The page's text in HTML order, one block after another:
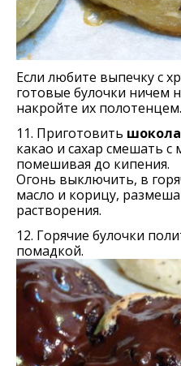
Если любите выпечку с
готовые булочки ничем
накройте их полотенцем.
11. Приготовить
какао и сахар смешать с
помешивая до кипения.
Огонь выключить, в
масло и корицу,
растворения.
12. Горячие булочки
помадкой.